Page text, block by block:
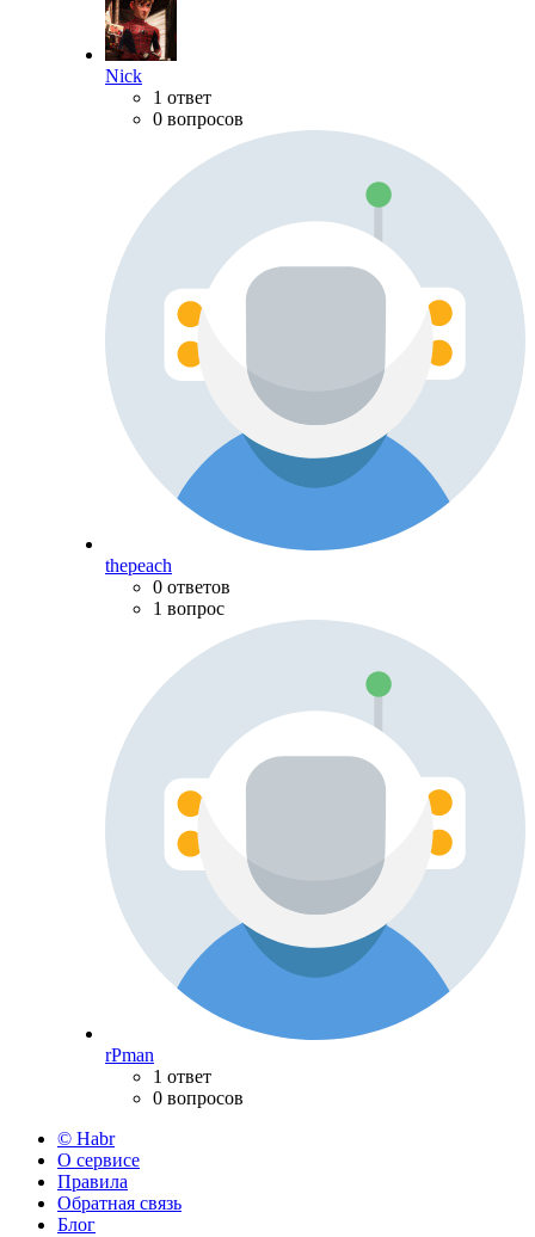
Nick
1 ответ
0 вопросов
thepeach
0 ответов
1 вопрос
rPman
1 ответ
0 вопросов
© Habr
О сервисе
Правила
Обратная связь
Блог